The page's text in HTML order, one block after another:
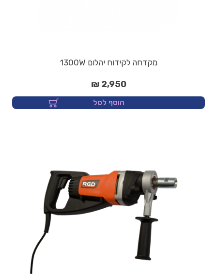
מקדחה לקידוח יהלום 1300W
2,950 ₪
הוסף לסל